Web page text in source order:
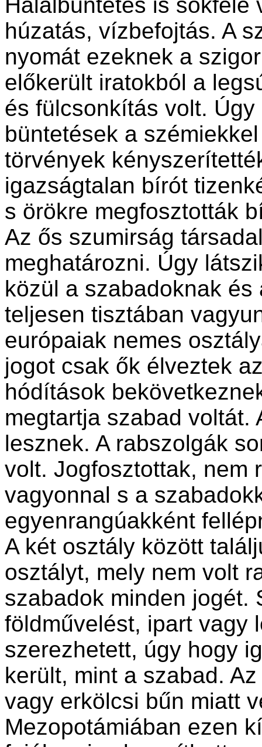
húzatás, vízbefojtás. A
nyomát ezeknek a
előkerült iratokból a
és fülcsonkítás volt.
büntetések a
törvények
igazságtalan bírót
s örökre megfosztották
Az ős szumirság
meghatározni. Úgy
közül a szabadoknak
teljesen tisztában
európaiak nemes
jogot csak ők élveztek
hódítások
megtartja szabad voltát.
lesznek. A rabszolgák
volt. Jogfosztottak, nem
vagyonnal s a
egyenrangúakként
A két osztály között
osztályt, mely nem volt
szabadok minden jogét.
földművelést, ipart vagy
szerezhetett, úgy hogy
került, mint a szabad.
vagy erkölcsi bűn miatt
Mezopotámiában ezen